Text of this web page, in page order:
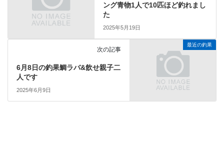
ング青物1人で10匹ほど釣れまし
た
2025年5月19日
最近の釣果
次の記事
6月8日の釣果鯛ラバ&飲せ親子二
人です
2025年6月9日